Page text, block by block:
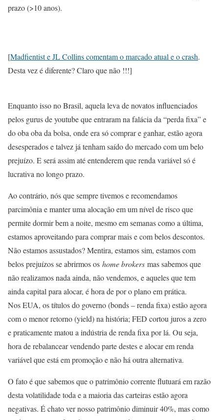
prazo (>10 anos).
[Madfientist e JL Collins comentam o marcado atual e o crash.
Desta vez é diferente? Claro que não !!!]
Enquanto isso no Brasil, aquela leva de novatos influenciados
pelos gurus de youtube que entraram na falácia da “perda fixa” e
do oba oba da bolsa, onde era só comprar e ganhar, estão agora
desesperados e talvez já tenham saído do mercado com um belo
prejuízo. E será assim até entenderem que renda variável só é
lucrativa no longo prazo.
Ao contrário, nós que sempre tivemos e recomendamos
parcimônia e manter uma alocação em um nível de risco que
permite dormir bem a noite, mesmo em semanas como a última,
estamos aproveitando para comprar mais e com belos descontos.
Não estamos assustados? Mentira, estamos sim, estamos com
belos prejuízos se abrirmos os home brokers mas sabemos que
não realizamos nada ainda, não vendemos, e aqueles que tem
ainda capital para alocar, é hora de por o plano em prática.
Nos EUA, os títulos do governo (bonds – renda fixa) estão agora
com o menor retorno (yield) na história; FED cortou juros a zero
e praticamente matou a indústria de renda fixa por lá. Ou seja,
hora de rebalancear vendendo parte destes e alocar em renda
variável que está em promoção e não há outra alternativa.
O fato é que sabemos que o patrimônio corrente flutuará em razão
desta volatilidade toda e a maioria das carteiras estão agora
negativas. É chato ver nosso patrimônio diminuir 40%, mas como